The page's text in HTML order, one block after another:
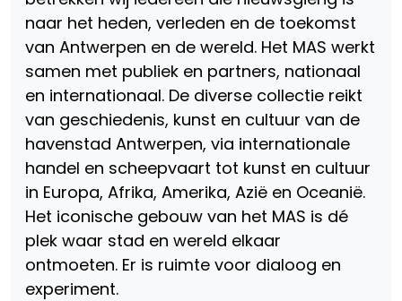
naar het heden, verleden en de toekomst
van Antwerpen en de wereld. Het MAS werkt
samen met publiek en partners, nationaal
en internationaal. De diverse collectie reikt
van geschiedenis, kunst en cultuur van de
havenstad Antwerpen, via internationale
handel en scheepvaart tot kunst en cultuur
in Europa, Afrika, Amerika, Azië en Oceanië.
Het iconische gebouw van het MAS is dé
plek waar stad en wereld elkaar
ontmoeten. Er is ruimte voor dialoog en
experiment.